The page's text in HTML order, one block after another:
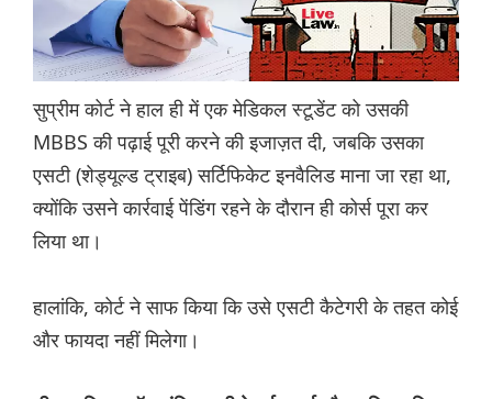
सुप्रीम कोर्ट ने हाल ही में एक मेडिकल स्टूडेंट को उसकी
MBBS की पढ़ाई पूरी करने की इजाज़त दी, जबकि उसका
एसटी (शेड्यूल्ड ट्राइब) सर्टिफिकेट इनवैलिड माना जा रहा था,
क्योंकि उसने कार्रवाई पेंडिंग रहने के दौरान ही कोर्स पूरा कर
लिया था।
हालांकि, कोर्ट ने साफ किया कि उसे एसटी कैटेगरी के तहत कोई
और फायदा नहीं मिलेगा।